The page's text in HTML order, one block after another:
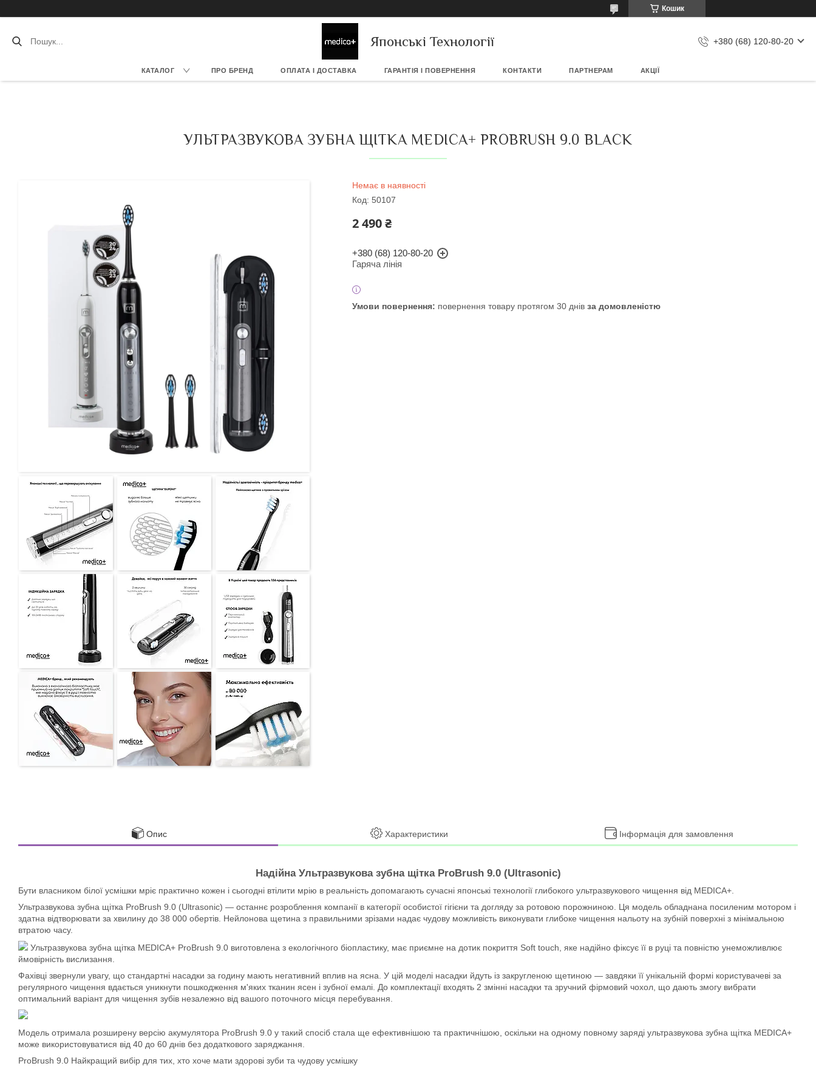
Кошик
Японські Технології +380 (68) 120-80-20
КАТАЛОГ ПРО БРЕНД ОПЛАТА І ДОСТАВКА ГАРАНТІЯ І ПОВЕРНЕННЯ КОНТАКТИ ПАРТНЕРАМ АКЦІЇ
УЛЬТРАЗВУКОВА ЗУБНА ЩІТКА MEDICA+ PROBRUSH 9.0 BLACK
Немає в наявності
Код: 50107
2 490 ₴
+380 (68) 120-80-20
Гаряча лінія
повернення товару протягом 30 днів за домовленістю
Опис Характеристики Інформація для замовлення
Надійна Ультразвукова зубна щітка ProBrush 9.0 (Ultrasonic)
Бути власником білої усмішки мріє практично кожен і сьогодні втілити мрію в реальність допомагають сучасні японські технології глибокого ультразвукового чищення від MEDICA+.
Ультразвукова зубна щітка ProBrush 9.0 (Ultrasonic) — останнє розроблення компанії в категорії особистої гігієни та догляду за ротовою порожниною. Ця модель обладнана посиленим мотором і
здатна відтворювати за хвилину до 38 000 обертів. Нейлонова щетина з правильними зрізами надає чудову можливість виконувати глибоке чищення нальоту на зубній поверхні з мінімальною
втратою часу.
Ультразвукова зубна щітка MEDICA+ ProBrush 9.0 виготовлена з екологічного біопластику, має приємне на дотик покриття Soft touch, яке надійно фіксує її в руці та повністю унеможливлює
ймовірність вислизання.
Фахівці звернули увагу, що стандартні насадки за годину мають негативний вплив на ясна. У цій моделі насадки йдуть із закругленою щетиною — завдяки її унікальній формі користувачеві за
регулярного чищення вдається уникнути пошкодження м'яких тканин ясен і зубної емалі. До комплектації входять 2 змінні насадки та зручний фірмовий чохол, що дають змогу вибрати
оптимальний варіант для чищення зубів незалежно від вашого поточного місця перебування.
Модель отримала розширену версію акумулятора ProBrush 9.0 у такий спосіб стала ще ефективнішою та практичнішою, оскільки на одному повному заряді ультразвукова зубна щітка MEDICA+
може використовуватися від 40 до 60 днів без додаткового заряджання.
ProBrush 9.0 Найкращий вибір для тих, хто хоче мати здорові зуби та чудову усмішку